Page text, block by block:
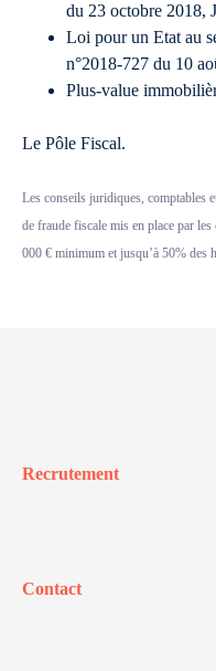
du 23 octobre 2018,
Loi pour un Etat au
n°2018-727 du 10
Plus-value
Le Pôle Fiscal.
Les conseils juridiques, comptables
de fraude fiscale mis en place par
000 € minimum et jusqu’à 50% des
Recrutement
Contact